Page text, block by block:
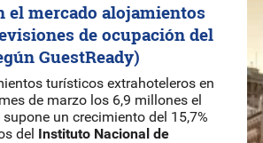
el mercado alojamientos
de ocupación del
GuestReady)
turísticos extrahoteleros en
de marzo los 6,9 millones el
un crecimiento del 15,7%
del Instituto Nacional de